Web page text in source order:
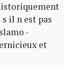
il n est pas
-
et